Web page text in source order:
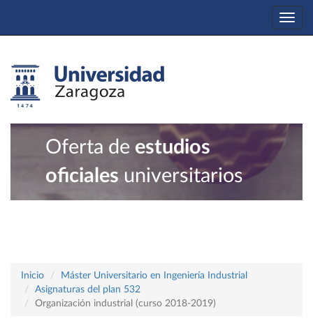
Oferta de estudios
oficiales universitarios
Inicio
Máster Universitario en Ingeniería Industrial
Asignaturas del plan 532
Organización industrial (curso 2018-2019)